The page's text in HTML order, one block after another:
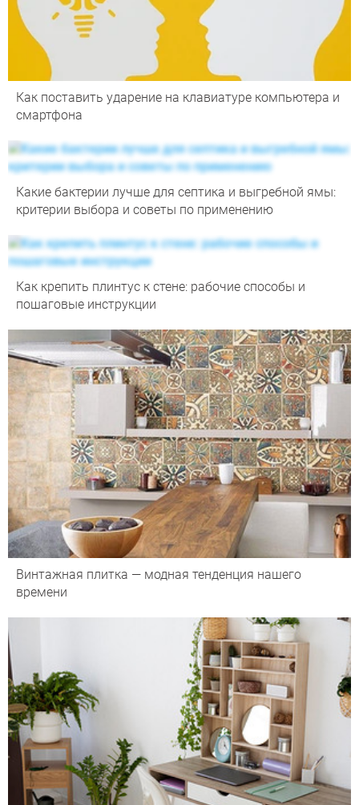
Как поставить ударение на клавиатуре компьютера и
смартфона
Какие бактерии лучше для септика и выгребной ямы:
критерии выбора и советы по применению
Как крепить плинтус к стене: рабочие способы и
пошаговые инструкции
Винтажная плитка — модная тенденция нашего
времени